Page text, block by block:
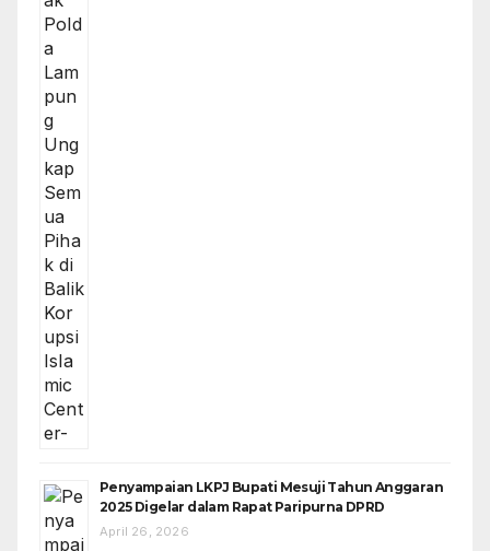
Penyampaian LKPJ Bupati Mesuji Tahun Anggaran
2025 Digelar dalam Rapat Paripurna DPRD
April 26, 2026